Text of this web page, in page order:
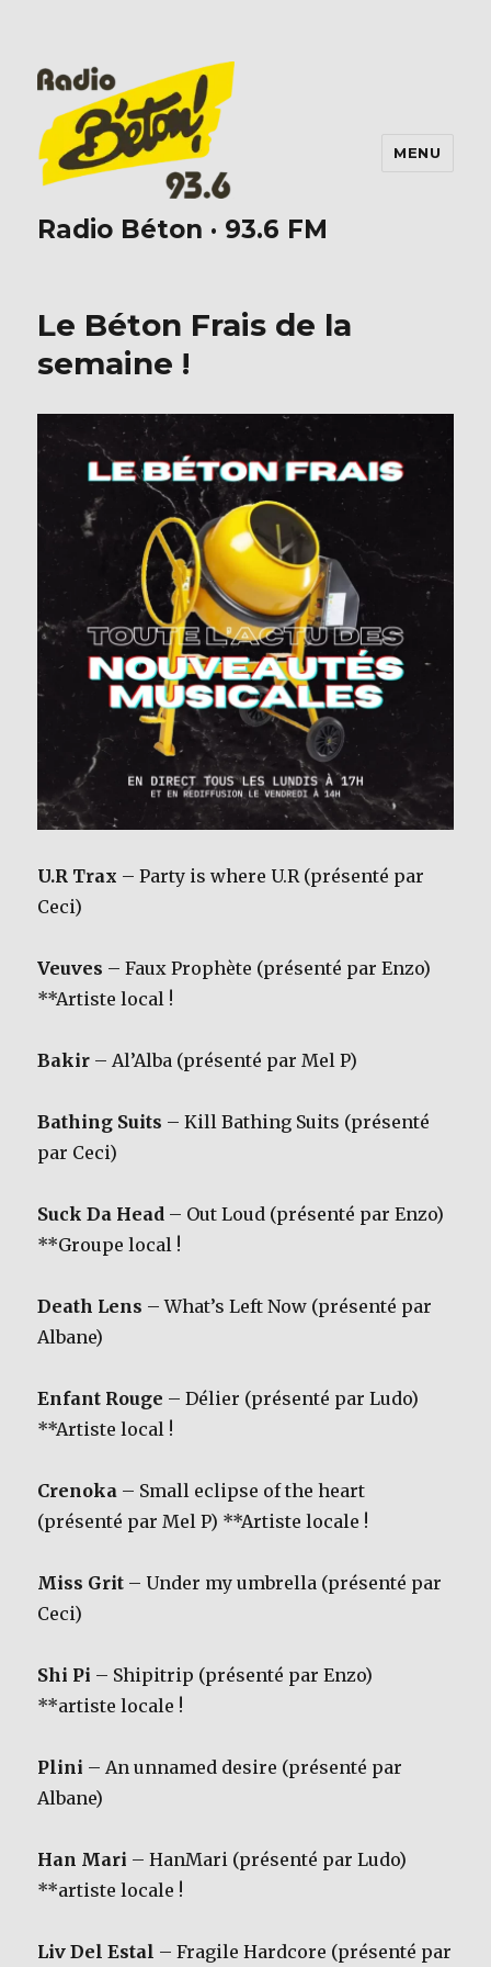
Radio Béton · 93.6 FM
MENU
Le Béton Frais de la
semaine !
U.R Trax – Party is where U.R (présenté par
Ceci)
Veuves – Faux Prophète (présenté par Enzo)
**Artiste local !
Bakir – Al’Alba (présenté par Mel P)
Bathing Suits – Kill Bathing Suits (présenté
par Ceci)
Suck Da Head – Out Loud (présenté par Enzo)
**Groupe local !
Death Lens – What’s Left Now (présenté par
Albane)
Enfant Rouge – Délier (présenté par Ludo)
**Artiste local !
Crenoka – Small eclipse of the heart
(présenté par Mel P) **Artiste locale !
Miss Grit – Under my umbrella (présenté par
Ceci)
Shi Pi – Shipitrip (présenté par Enzo)
**artiste locale !
Plini – An unnamed desire (présenté par
Albane)
Han Mari – HanMari (présenté par Ludo)
**artiste locale !
Liv Del Estal – Fragile Hardcore (présenté par